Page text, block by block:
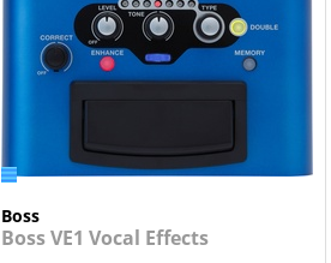
Boss
Boss VE1 Vocal Effects